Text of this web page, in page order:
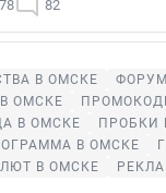
82
В ОМСКЕ
ОМСКЕ
В ОМСКЕ
ПРОБКИ
В ОМСКЕ
В ОМСКЕ